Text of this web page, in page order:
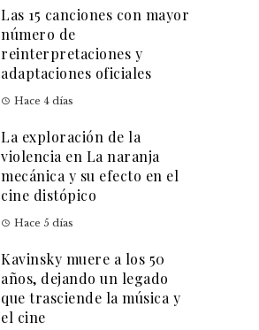
Las 15 canciones con mayor
número de
reinterpretaciones y
adaptaciones oficiales
Hace 4 días
La exploración de la
violencia en La naranja
mecánica y su efecto en el
cine distópico
Hace 5 días
Kavinsky muere a los 50
años, dejando un legado
que trasciende la música y
el cine